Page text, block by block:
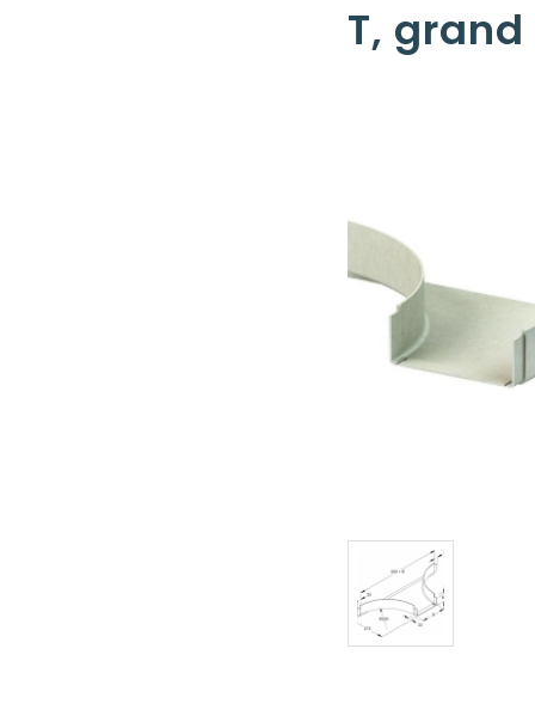
T, grand